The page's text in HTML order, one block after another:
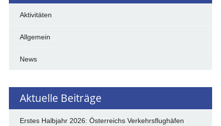
Aktivitäten
Allgemein
News
Aktuelle Beiträge
Erstes Halbjahr 2026: Österreichs Verkehrsflughäfen